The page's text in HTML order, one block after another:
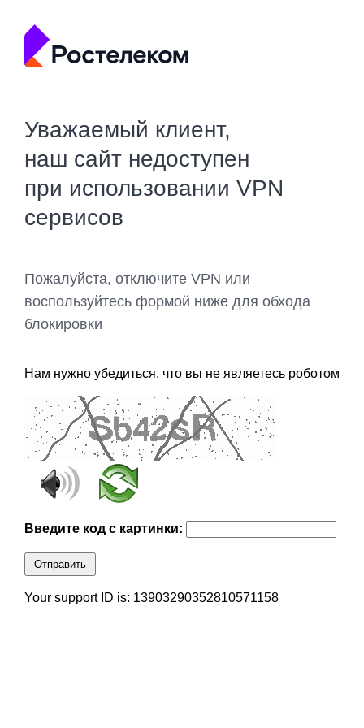
Уважаемый клиент,
наш сайт недоступен
при использовании VPN
сервисов
Пожалуйста, отключите VPN или
воспользуйтесь формой ниже для обхода
блокировки
Нам нужно убедиться, что вы не являетесь роботом
Введите код с картинки:
Отправить
Your support ID is: 13903290352810571158